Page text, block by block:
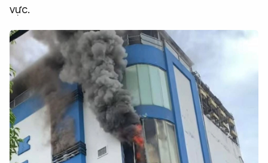
ĐA PHƯƠNG TIỆN
eMagazine
Podcast
Video Ảnh
Infographic
Chuyên trang An ninh thế giớiVăn nghệ Công an
Chuyên đề
vực.